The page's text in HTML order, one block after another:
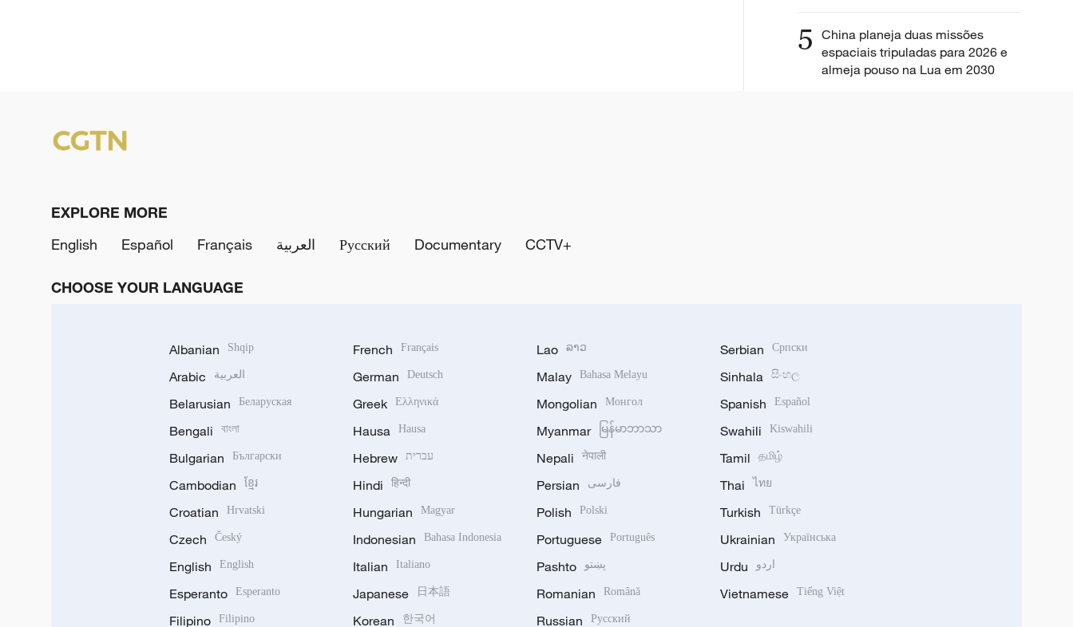
5 China planeja duas missões
espaciais tripuladas para 2026 e
almeja pouso na Lua em 2030
EXPLORE MORE
English
Español Français العربية Русский Documentary CCTV+
CHOOSE YOUR LANGUAGE
Albanian Shqip
Arabic العربية
Belarusian Беларуская
Bengali বাংলা
Bulgarian Български
Cambodian ខ្មែរ
Croatian Hrvatski
Czech Český
English English
Esperanto Esperanto
Filipino Filipino
French Français
German Deutsch
Greek Ελληνικά
Hausa Hausa
Hebrew עברית
Hindi हिन्दी
Hungarian Magyar
Indonesian Bahasa Indonesia
Italian Italiano
Japanese 日本語
Korean 한국어
Lao ລາວ
Malay Bahasa Melayu
Mongolian Монгол
Myanmar မြန်မာဘာသာ
Nepali नेपाली
Persian فارسی
Polish Polski
Portuguese Português
Pashto پښتو
Romanian Română
Russian Русский
Serbian Српски
Sinhala සිංහල
Spanish Español
Swahili Kiswahili
Tamil தமிழ்
Thai ไทย
Turkish Türkçe
Ukrainian Українська
Urdu اردو
Vietnamese Tiếng Việt